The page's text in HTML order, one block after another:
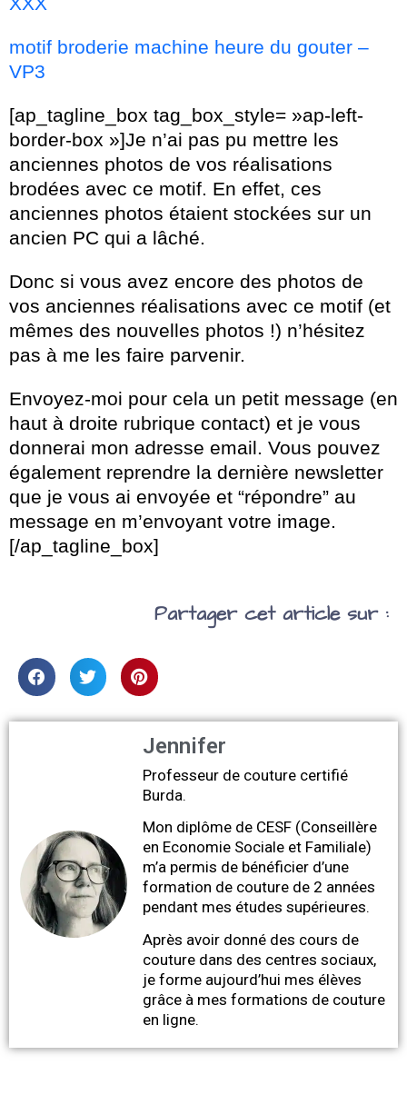
motif broderie machine heure du gouter –
VP3
[ap_tagline_box tag_box_style= »ap-left-
border-box »]Je n’ai pas pu mettre les
anciennes photos de vos réalisations
brodées avec ce motif. En effet, ces
anciennes photos étaient stockées sur un
ancien PC qui a lâché.
Donc si vous avez encore des photos de
vos anciennes réalisations avec ce motif (et
mêmes des nouvelles photos !) n’hésitez
pas à me les faire parvenir.
Envoyez-moi pour cela un petit message (en
haut à droite rubrique contact) et je vous
donnerai mon adresse email. Vous pouvez
également reprendre la dernière newsletter
que je vous ai envoyée et “répondre” au
message en m’envoyant votre image.
[/ap_tagline_box]
Partager cet article sur :
Jennifer
Professeur de couture certifié
Burda.
Mon diplôme de CESF (Conseillère
en Economie Sociale et Familiale)
m’a permis de bénéficier d’une
formation de couture de 2 années
pendant mes études supérieures.
Après avoir donné des cours de
couture dans des centres sociaux,
je forme aujourd’hui mes élèves
grâce à mes formations de couture
en ligne.